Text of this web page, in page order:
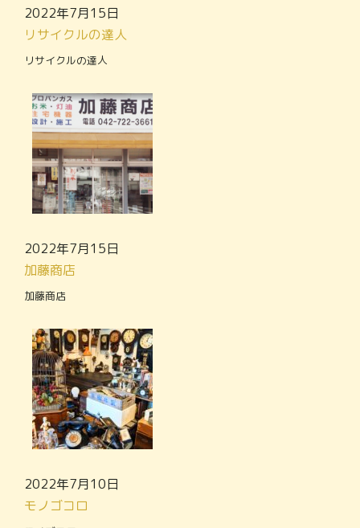
2022年7月15日
リサイクルの達人
リサイクルの達人
2022年7月15日
加藤商店
加藤商店
2022年7月10日
モノゴコロ